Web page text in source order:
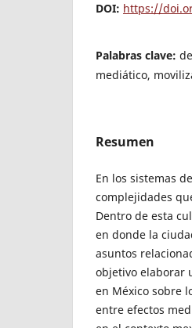
DOI: https://
Palabras clave:
mediático,
Resumen
En los sistemas
complejidades
Dentro de esta
en donde la
asuntos
objetivo elaborar
en México sobre
entre efectos